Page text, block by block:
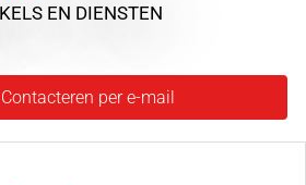
EN DIENSTEN
Contacteren per e-mail